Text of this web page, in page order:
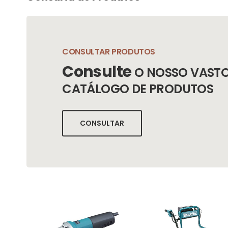
CONSULTAR PRODUTOS
ConsulteO NOSSO
CATÁLOGO DE PRODUTOS
CONSULTAR